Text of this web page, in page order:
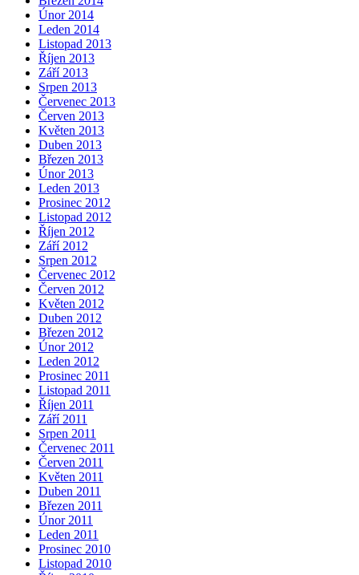
Únor 2014
Leden 2014
Listopad 2013
Říjen 2013
Září 2013
Srpen 2013
Červenec 2013
Červen 2013
Květen 2013
Duben 2013
Březen 2013
Únor 2013
Leden 2013
Prosinec 2012
Listopad 2012
Říjen 2012
Září 2012
Srpen 2012
Červenec 2012
Červen 2012
Květen 2012
Duben 2012
Březen 2012
Únor 2012
Leden 2012
Prosinec 2011
Listopad 2011
Říjen 2011
Září 2011
Srpen 2011
Červenec 2011
Červen 2011
Květen 2011
Duben 2011
Březen 2011
Únor 2011
Leden 2011
Prosinec 2010
Listopad 2010